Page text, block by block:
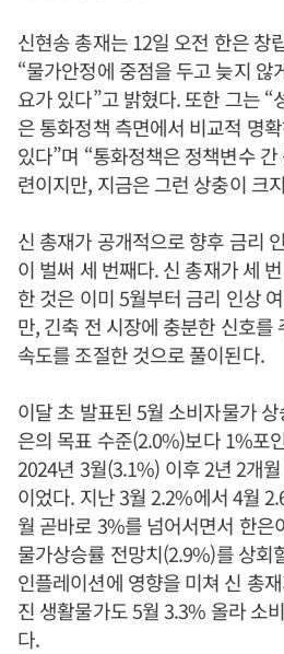
신현송 총재는 12일 오전 한은 창
“물가안정에 중점을 두고 늦지 않
요가 있다”고 밝혔다. 또한 그는 “
은 통화정책 측면에서 비교적 명
있다”며 “통화정책은 정책변수
련이지만, 지금은 그런 상충이 크
신 총재가 공개적으로 향후 금리
이 벌써 세 번째다. 신 총재가 세
한 것은 이미 5월부터 금리 인상
만, 긴축 전 시장에 충분한 신호를
속도를 조절한 것으로 풀이된다.
이달 초 발표된 5월 소비자물가
은의 목표 수준(2.0%)보다 1%포
2024년 3월(3.1%) 이후 2년 2개
이었다. 지난 3월 2.2%에서 4월
월 곧바로 3%를 넘어서면서 한은
물가상승률 전망치(2.9%)를 상회
인플레이션에 영향을 미쳐 신 총
진 생활물가도 5월 3.3% 올라 소
다.